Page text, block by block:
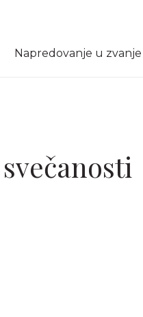
Napredovanje u zvanje